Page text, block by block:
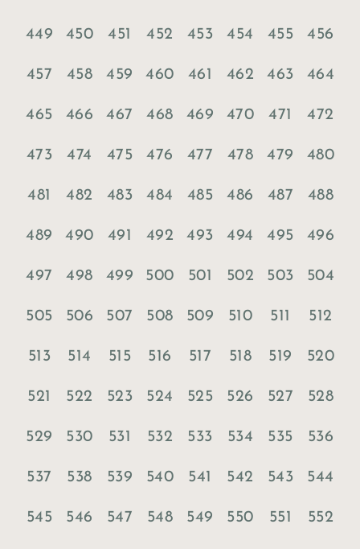
449 450 451 452 453 454 455 456
457 458 459 460 461 462 463 464
465 466 467 468 469 470 471 472
473 474 475 476 477 478 479 480
481 482 483 484 485 486 487 488
489 490 491 492 493 494 495 496
497 498 499 500 501 502 503 504
505 506 507 508 509 510 511 512
513 514 515 516 517 518 519 520
521 522 523 524 525 526 527 528
529 530 531 532 533 534 535 536
537 538 539 540 541 542 543 544
545 546 547 548 549 550 551 552